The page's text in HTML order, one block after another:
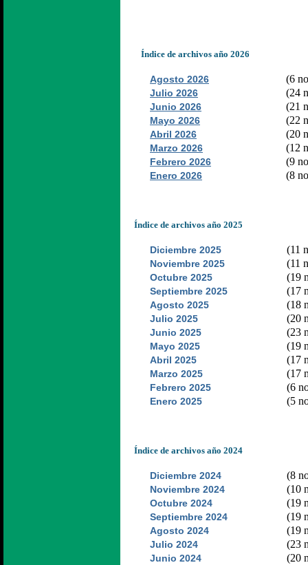
Índice de archivos año 2026
Agosto 2026 (6
Julio 2026 (24
Junio 2026 (21
Mayo 2026 (22
Abril 2026 (20
Marzo 2026 (12
Febrero 2026 (9
Enero 2026 (8
Índice de archivos año 2025
Diciembre 2025 (11
Noviembre 2025 (11
Octubre 2025 (19
Septiembre 2025 (17
Agosto 2025 (18
Julio 2025 (20
Junio 2025 (23
Mayo 2025 (19
Abril 2025 (17
Marzo 2025 (17
Febrero 2025 (6
Enero 2025 (5
Índice de archivos año 2024
Diciembre 2024 (8
Noviembre 2024 (10
Octubre 2024 (19
Septiembre 2024 (19
Agosto 2024 (19
Julio 2024 (23
Junio 2024 (20